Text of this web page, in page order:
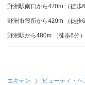
野洲駅南口から470m （徒歩6
野洲市役所から420m （徒歩6
野洲駅から480m （徒歩6分）
エキテン ビューティ・ヘ